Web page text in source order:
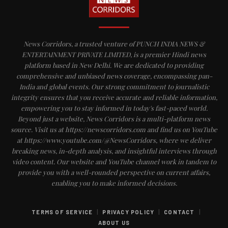
News Corridors, a trusted venture of PUNCH INDIA NEWS &
ENTERTAINMENT PRIVATE LIMITED, is a premier Hindi news
platform based in New Delhi. We are dedicated to providing
comprehensive and unbiased news coverage, encompassing pan-
India and global events. Our strong commitment to journalistic
integrity ensures that you receive accurate and reliable information,
empowering you to stay informed in today's fast-paced world.
Beyond just a website, News Corridors is a multi-platform news
source. Visit us at https://newscorridors.com and find us on YouTube
at https://www.youtube.com/@NewsCorridors, where we deliver
breaking news, in-depth analysis, and insightful interviews through
video content. Our website and YouTube channel work in tandem to
provide you with a well-rounded perspective on current affairs,
enabling you to make informed decisions.
TERMS OF SERVICE | PRIVACY POLICY | CONTACT |
ABOUT US